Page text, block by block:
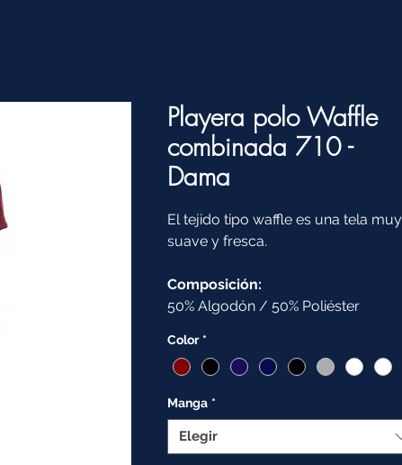
Playera polo Waffle
combinada 710 -
Dama
El tejido tipo waffle es una tela muy
suave y fresca.
Composición:
50% Algodón / 50% Poliéster
Color *
Manga *
Elegir